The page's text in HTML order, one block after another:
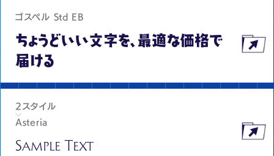
ゴスペル Std EB
ちょうどいい文字を、最適な価格で
届ける
Asteria
2スタイル
Sample Text